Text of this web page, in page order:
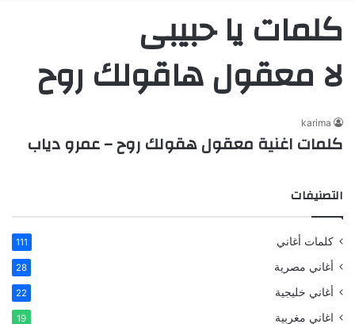
كلمات يا حبيبى
لا معقول هاقولك روح
karima
كلمات اغنية معقول هقولك روح – عمرو دياب
التصنيفات
كلمات أغاني 111
أغاني مصرية 28
أغاني خليجية 22
اغاني مغربية 19